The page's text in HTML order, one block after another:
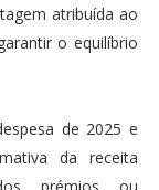
atribuída ao
o equilíbrio
de 2025 e
da receita